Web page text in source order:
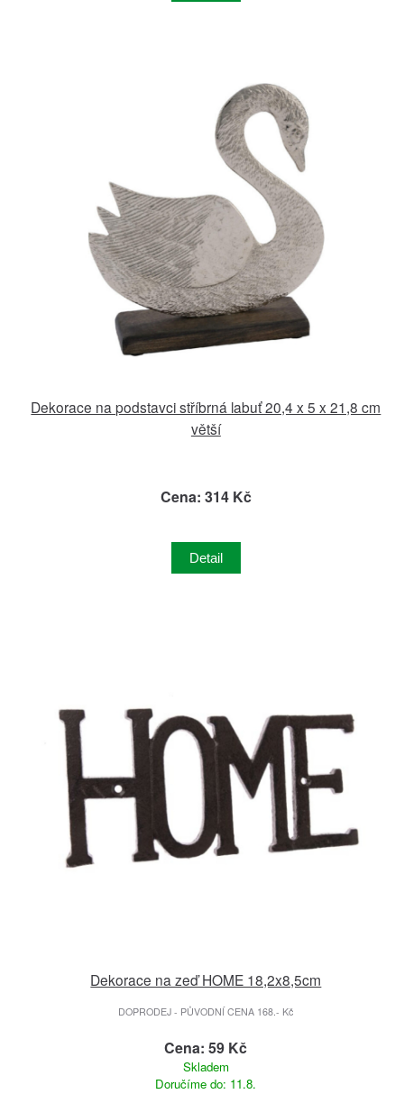
Dekorace na podstavci stříbrná labuť 20,4 x 5 x 21,8 cm
větší
Cena: 314 Kč
Detail
Dekorace na zeď HOME 18,2x8,5cm
DOPRODEJ - PŮVODNÍ CENA 168.- Kč
Cena: 59 Kč
Skladem
Doručíme do: 11.8.